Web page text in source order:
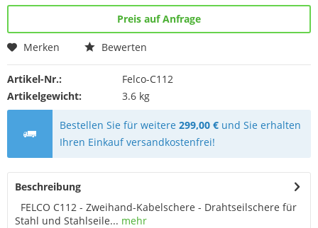
Preis auf Anfrage
Merken Bewerten
Artikel-Nr.:
Felco-C112
Artikelgewicht:
3.6 kg
Bestellen Sie für weitere299,00 € und Sie erhalten
Ihren Einkauf versandkostenfrei!
Beschreibung
FELCO C112 - Zweihand-Kabelschere - Drahtseilschere für
Stahl und Stahlseile... mehr